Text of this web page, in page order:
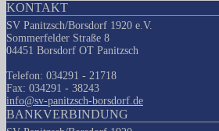
KONTAKT
SV Panitzsch/Borsdorf 1920 e.V.
Sommerfelder Straße 8
04451 Borsdorf OT Panitzsch
Telefon: 034291 - 21718
Fax: 034291 - 38243
info@sv-panitzsch-borsdorf.de
BANKVERBINDUNG